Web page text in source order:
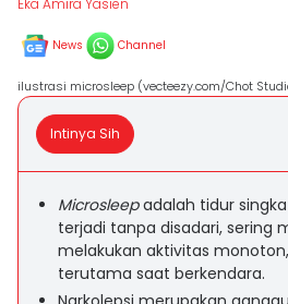
Eka Amira Yasien
News Channel
ilustrasi microsleep (vecteezy.com/Chot
Intinya Sih
Microsleepadalah tidur
terjadi tanpa disadari, sering
melakukan aktivitas
terutama saat berkendara.